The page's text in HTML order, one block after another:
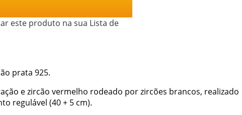
este produto na sua Lista de
prata 925.
e zircão vermelho rodeado por zircões brancos, realizado
regulável (40 + 5 cm).